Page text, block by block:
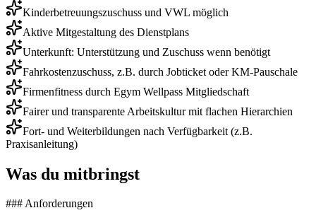
Kinderbetreuungszuschuss und VWL möglich
Aktive Mitgestaltung des Dienstplans
Unterkunft: Unterstützung und Zuschuss wenn benötigt
Fahrkostenzuschuss, z.B. durch Jobticket oder KM-Pauschale
Firmenfitness durch Egym Wellpass Mitgliedschaft
Fairer und transparente Arbeitskultur mit flachen Hierarchien
Fort- und Weiterbildungen nach Verfügbarkeit (z.B.
Praxisanleitung)
Was du mitbringst
### Anforderungen